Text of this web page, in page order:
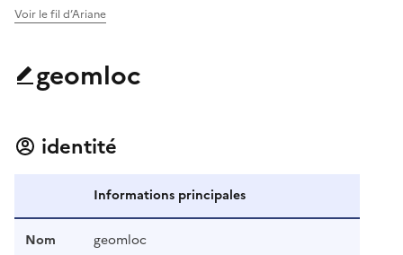
Voir le fil d’Ariane
geomloc
identité
Informations principales
Nom geomloc